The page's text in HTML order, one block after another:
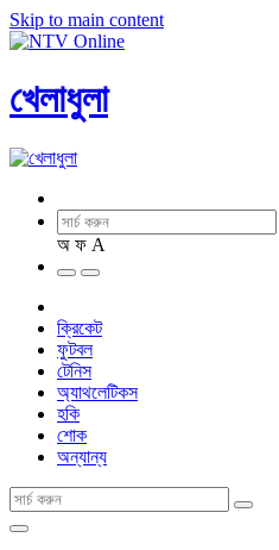
Skip to main content
খেলাধুলা
অ ফ A
ক্রিকেট
ফুটবল
টেনিস
অ্যাথলেটিকস
হকি
শোক
অন্যান্য